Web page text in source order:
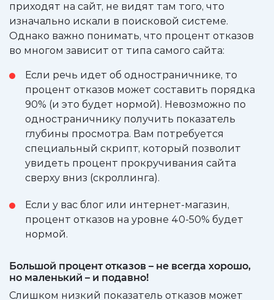
приходят на сайт, не видят там того, что
изначально искали в поисковой системе.
Однако важно понимать, что процент отказов
во многом зависит от типа самого сайта:
Если речь идет об одностраничнике, то
процент отказов может составить порядка
90% (и это будет нормой). Невозможно по
одностраничнику получить показатель
глубины просмотра. Вам потребуется
специальный скрипт, который позволит
увидеть процент прокручивания сайта
сверху вниз (скроллинга).
Если у вас блог или интернет-магазин,
процент отказов на уровне 40-50% будет
нормой.
Большой процент отказов – не всегда хорошо,
но маленький – и подавно!
Слишком низкий показатель отказов может